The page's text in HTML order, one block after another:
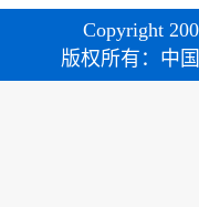
Copyright
版权所有：中